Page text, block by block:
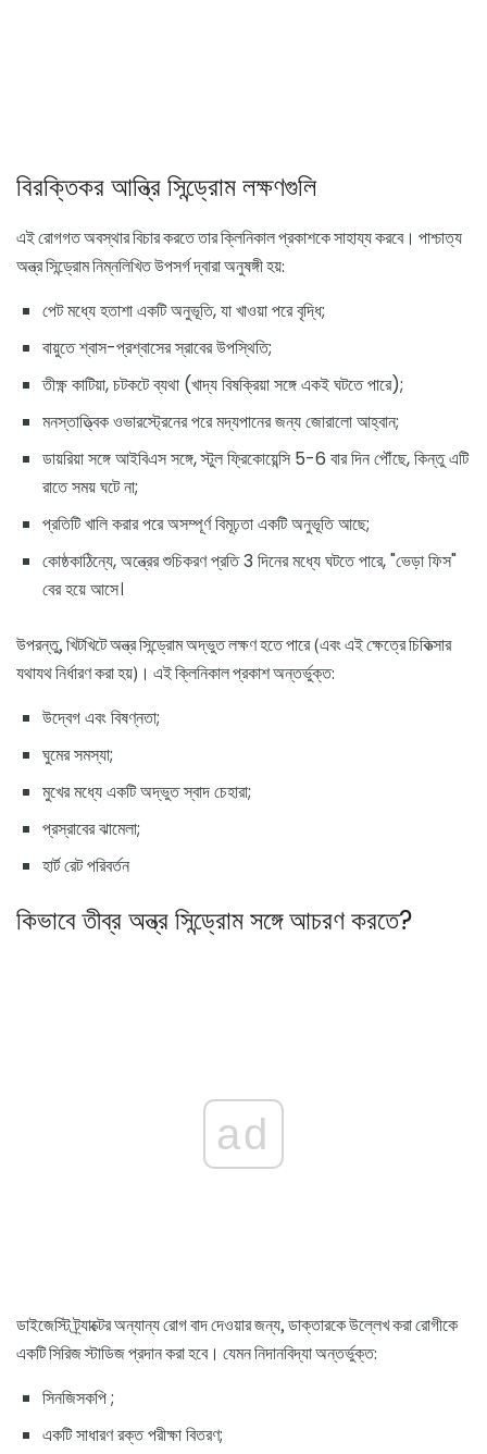
বিরক্তিকর আন্ত্রি সিন্ড্রোম লক্ষণগুলি
এই রোগগত অবস্থার বিচার করতে তার ক্লিনিকাল প্রকাশকে সাহায্য করবে। পাশ্চাত্য
অন্ত্র সিন্ড্রোম নিম্নলিখিত উপসর্গ দ্বারা অনুষঙ্গী হয়:
পেট মধ্যে হতাশা একটি অনুভূতি, যা খাওয়া পরে বৃদ্ধি;
বায়ুতে শ্বাস-প্রশ্বাসের স্রাবের উপস্থিতি;
তীক্ষ্ণ কাটিয়া, চটকটে ব্যথা (খাদ্য বিষক্রিয়া সঙ্গে একই ঘটতে পারে);
মনস্তাত্ত্বিক ওভারস্ট্রেনের পরে মদ্যপানের জন্য জোরালো আহ্বান;
ডায়রিয়া সঙ্গে আইবিএস সঙ্গে, স্টুল ফ্রিকোয়েন্সি 5-6 বার দিন পৌঁছে, কিন্তু এটি
রাতে সময় ঘটে না;
প্রতিটি খালি করার পরে অসম্পূর্ণ বিমূঢ়তা একটি অনুভূতি আছে;
কোষ্ঠকাঠিন্যে, অন্ত্রের শুচিকরণ প্রতি 3 দিনের মধ্যে ঘটতে পারে, "ভেড়া ফিস"
বের হয়ে আসে।
উপরন্তু, খিটখিটে অন্ত্র সিন্ড্রোম অদ্ভুত লক্ষণ হতে পারে (এবং এই ক্ষেত্রে চিকিত্সার
যথাযথ নির্ধারণ করা হয়)। এই ক্লিনিকাল প্রকাশ অন্তর্ভুক্ত:
উদ্বেগ এবং বিষণ্নতা;
ঘুমের সমস্যা;
মুখের মধ্যে একটি অদ্ভুত স্বাদ চেহারা;
প্রস্রাবের ঝামেলা;
হার্ট রেট পরিবর্তন
কিভাবে তীব্র অন্ত্র সিন্ড্রোম সঙ্গে আচরণ করতে?
ad
ডাইজেস্টি ট্র্যাক্টের অন্যান্য রোগ বাদ দেওয়ার জন্য, ডাক্তারকে উল্লেখ করা রোগীকে
একটি সিরিজ স্টাডিজ প্রদান করা হবে। যেমন নিদানবিদ্যা অন্তর্ভুক্ত:
সিনজিসকপি ;
একটি সাধারণ রক্ত ​​পরীক্ষা বিতরণ;